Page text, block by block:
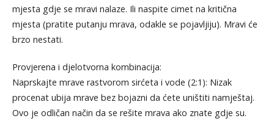
mjesta gdje se mravi nalaze. Ili naspite cimet na kritična
mjesta (pratite putanju mrava, odakle se pojavljiju). Mravi će
brzo nestati.
Provjerena i djelotvorna kombinacija:
Naprskajte mrave rastvorom sirćeta i vode (2:1): Nizak
procenat ubija mrave bez bojazni da ćete uništiti namještaj.
Ovo je odličan način da se rešite mrava ako znate gdje su.